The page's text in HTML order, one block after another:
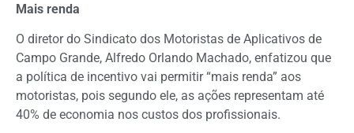
Mais renda
O diretor do Sindicato dos Motoristas de Aplicativos de
Campo Grande, Alfredo Orlando Machado, enfatizou que
a política de incentivo vai permitir “mais renda” aos
motoristas, pois segundo ele, as ações representam até
40% de economia nos custos dos profissionais.